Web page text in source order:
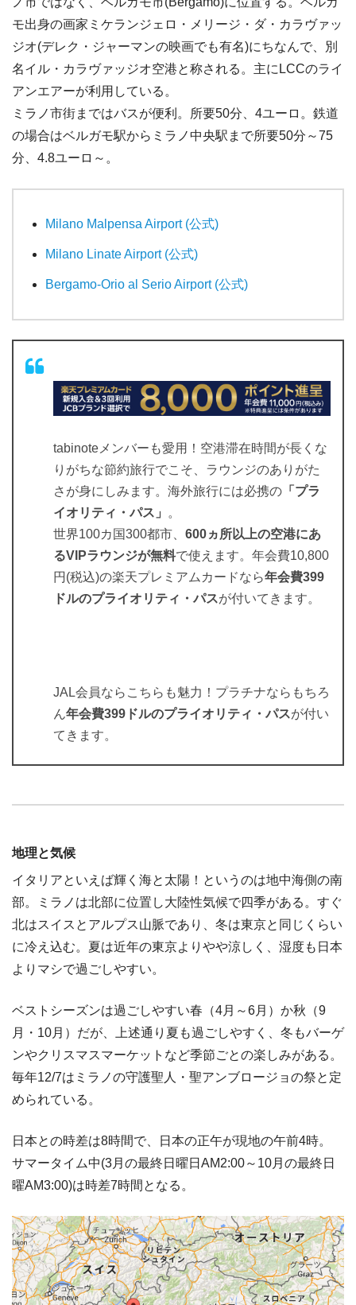
モ出身の画家ミケランジェロ・メリージ・ダ・カラヴァッ
ジオ(デレク・ジャーマンの映画でも有名)にちなんで、別
名イル・カラヴァッジオ空港と称される。主にLCCのライ
アンエアーが利用している。
ミラノ市街まではバスが便利。所要50分、4ユーロ。鉄道
の場合はベルガモ駅からミラノ中央駅まで所要50分～75
分、4.8ユーロ～。
Milano Malpensa Airport (公式)
Milano Linate Airport (公式)
Bergamo-Orio al Serio Airport (公式)
tabinoteメンバーも愛用！空港滞在時間が長くな
りがちな節約旅行でこそ、ラウンジのありがた
さが身にしみます。海外旅行には必携の 「プラ
イオリティ・パス」 。
世界100カ国300都市、 600ヵ所以上の空港にあ
るVIPラウンジが無料で使えます。年会費10,800
円(税込)の楽天プレミアムカードなら年会費399
ドルのプライオリティ・パスが付いてきます。
JAL会員ならこちらも魅力！プラチナならもちろ
ん年会費399ドルのプライオリティ・パスが付い
てきます。
地理と気候
イタリアといえば輝く海と太陽！というのは地中海側の南
部。ミラノは北部に位置し大陸性気候で四季がある。すぐ
北はスイスとアルプス山脈であり、冬は東京と同じくらい
に冷え込む。夏は近年の東京よりやや涼しく、湿度も日本
よりマシで過ごしやすい。
ベストシーズンは過ごしやすい春（4月～6月）か秋（9
月・10月）だが、上述通り夏も過ごしやすく、冬もバーゲ
ンやクリスマスマーケットなど季節ごとの楽しみがある。
毎年12/7はミラノの守護聖人・聖アンブロージョの祭と定
められている。
日本との時差は8時間で、日本の正午が現地の午前4時。
サマータイム中(3月の最終日曜日AM2:00～10月の最終日
曜AM3:00)は時差7時間となる。